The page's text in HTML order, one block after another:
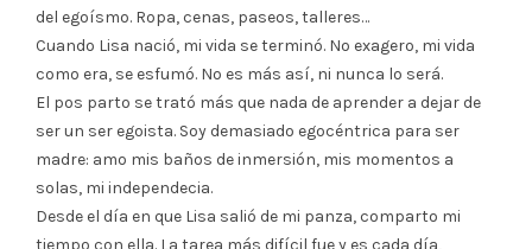
del egoísmo. Ropa, cenas, paseos, talleres…
Cuando Lisa nació, mi vida se terminó. No exagero, mi vida
como era, se esfumó. No es más así, ni nunca lo será.
El pos parto se trató más que nada de aprender a dejar de
ser un ser egoista. Soy demasiado egocéntrica para ser
madre: amo mis baños de inmersión, mis momentos a
solas, mi independecia.
Desde el día en que Lisa salió de mi panza, comparto mi
tiempo con ella. La tarea más difícil fue y es cada día,